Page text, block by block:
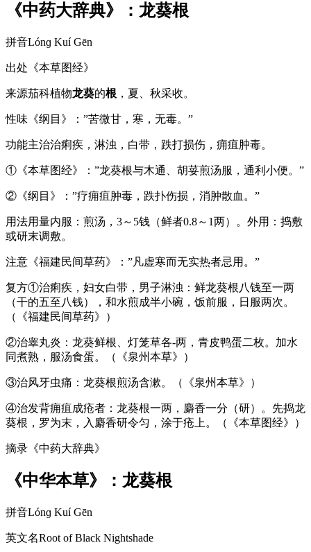
《中药大辞典》：龙葵根
拼音Lónɡ Kuí Gēn
出处《本草图经》
来源茄科植物龙葵的根 ，夏、秋采收。
性味《纲目》：”苦微甘，寒，无毒。”
功能主治治痢疾，淋浊，白带，跌打损伤，痈疽肿毒。
①《本草图经》：”龙葵根与木通、胡荽煎汤服，通利小便。”
②《纲目》：”疗痈疽肿毒，跌扑伤损，消肿散血。”
用法用量内服：煎汤，3～5钱（鲜者0.8～1两）。外用：捣敷
或研末调敷。
注意《福建民间草药》：”凡虚寒而无实热者忌用。”
复方①治痢疾，妇女白带，男子淋浊：鲜龙葵根八钱至一两
（干的五至八钱），和水煎成半小碗，饭前服，日服两次。
（《福建民间草药》）
②治睾丸炎：龙葵鲜根、灯笼草各-两，青皮鸭蛋二枚。加水
同煮熟，服汤食蛋。（《泉州本草》）
③治风牙虫痛：龙葵根煎汤含漱。（《泉州本草》）
④治发背痈疽成疮者：龙葵根一两，麝香一分（研）。先捣龙
葵根，罗为末，入麝香研令匀，涂于疮上。（《本草图经》）
摘录《中药大辞典》
《中华本草》：龙葵根
拼音Lónɡ Kuí Gēn
英文名Root of Black Nightshade